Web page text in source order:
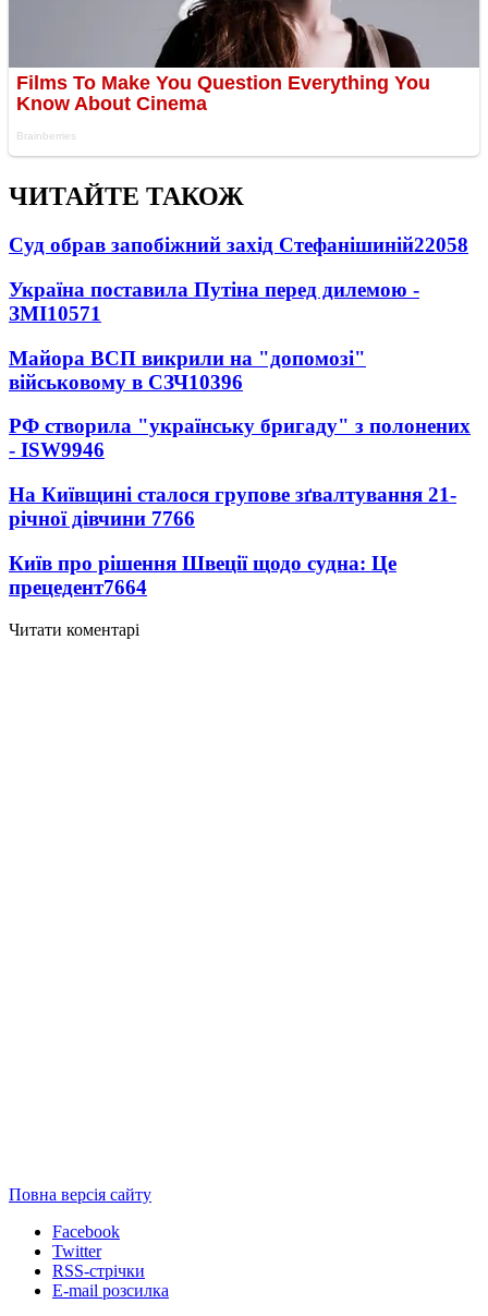
ЧИТАЙТЕ ТАКОЖ
Суд обрав запобіжний захід Стефанішиній22058
Україна поставила Путіна перед дилемою -
ЗМІ10571
Майора ВСП викрили на "допомозі"
військовому в СЗЧ10396
РФ створила "українську бригаду" з полонених
- ISW9946
На Київщині сталося групове зґвалтування 21-
річної дівчини 7766
Київ про рішення Швеції щодо судна: Це
прецедент7664
Читати коментарі
Повна версія сайту
Facebook
Twitter
RSS-стрічки
E-mail розсилка